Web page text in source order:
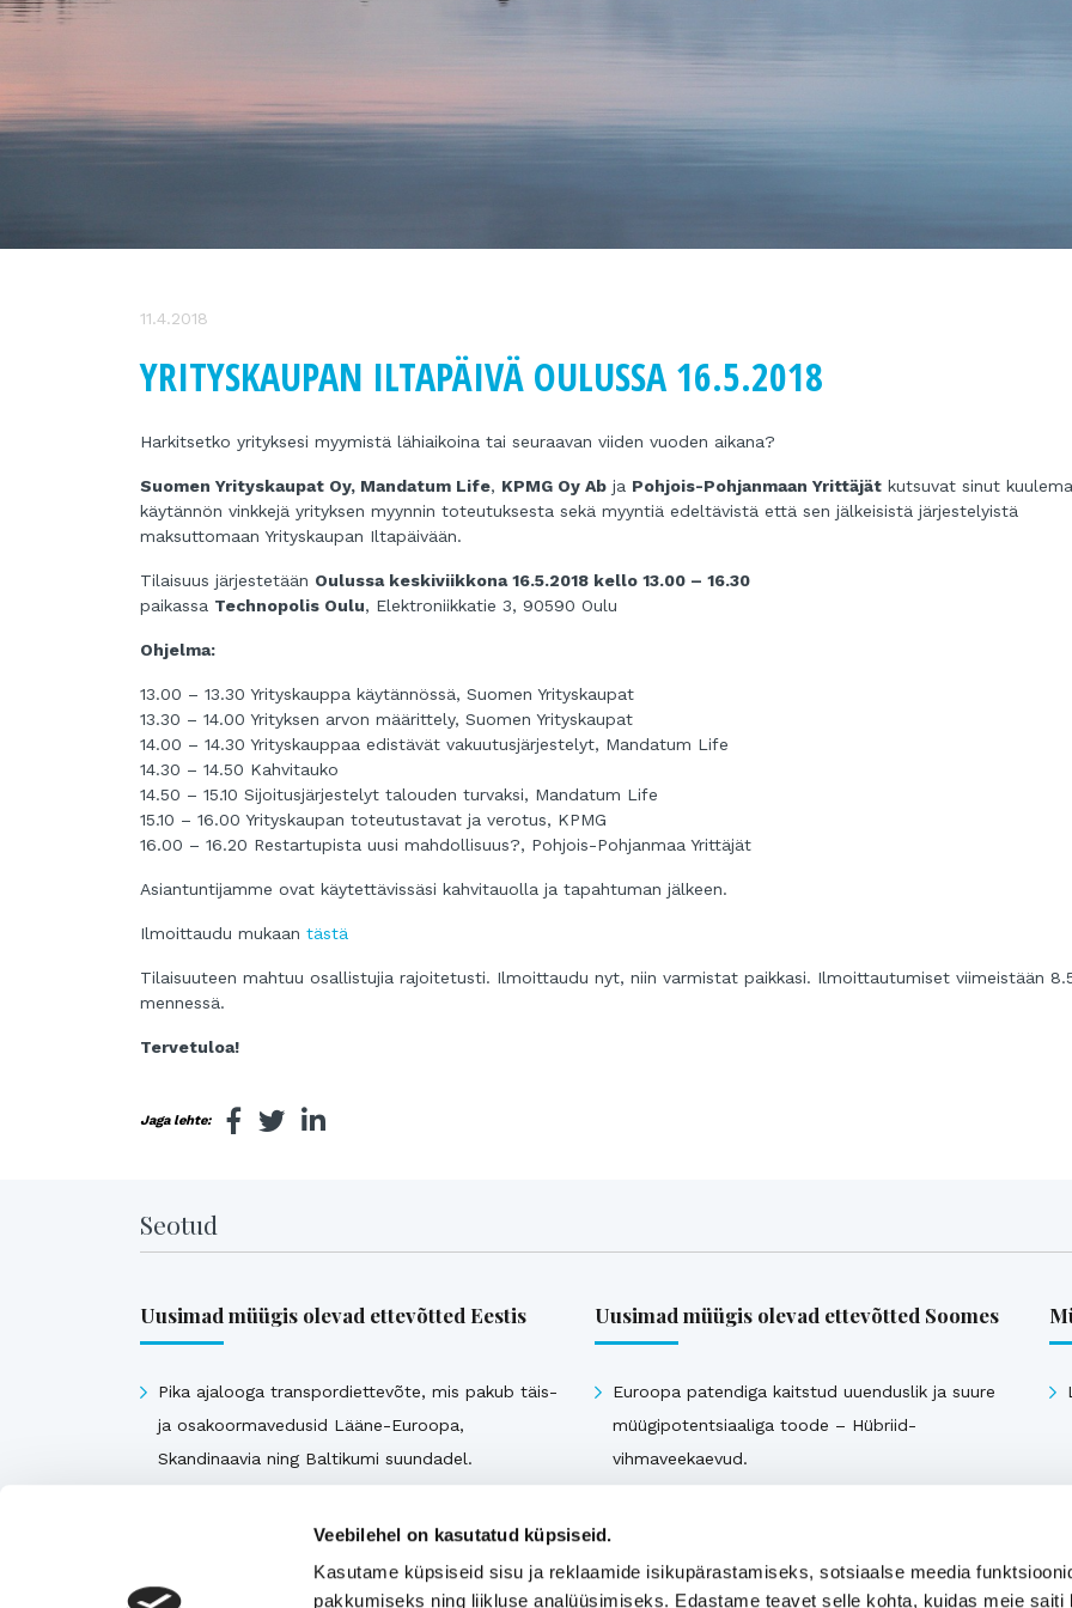
Veebilehel on kasutatud küpsiseid.
Kasutame küpsiseid sisu ja reklaamide isikupärastamiseks, sotsiaalse meedia
pakkumiseks ning liikluse analüüsimiseks. Edastame teavet selle kohta, kuidas meie saiti
11.4.2018
YRITYSKAUPAN ILTAPÄIVÄ OULUSSA 16.5.2018
Harkitsetko yrityksesi myymistä lähiaikoina tai seuraavan viiden vuoden aikana?
Suomen Yrityskaupat Oy, Mandatum Life, KPMG Oy Ab ja Pohjois-Pohjanmaan Yrittäjät kutsuvat sinut
käytännön vinkkejä yrityksen myynnin toteutuksesta sekä myyntiä edeltävistä että sen jälkeisistä järjestelyistä
maksuttomaan Yrityskaupan Iltapäivään.
Tilaisuus järjestetään Oulussa keskiviikkona 16.5.2018 kello 13.00 – 16.30
paikassa Technopolis Oulu, Elektroniikkatie 3, 90590 Oulu
Ohjelma:
13.00 – 13.30 Yrityskauppa käytännössä, Suomen Yrityskaupat
13.30 – 14.00 Yrityksen arvon määrittely, Suomen Yrityskaupat
14.00 – 14.30 Yrityskauppaa edistävät vakuutusjärjestelyt, Mandatum Life
14.30 – 14.50 Kahvitauko
14.50 – 15.10 Sijoitusjärjestelyt talouden turvaksi, Mandatum Life
15.10 – 16.00 Yrityskaupan toteutustavat ja verotus, KPMG
16.00 – 16.20 Restartupista uusi mahdollisuus?, Pohjois-Pohjanmaa Yrittäjät
Asiantuntijamme ovat käytettävissäsi kahvitauolla ja tapahtuman jälkeen.
Ilmoittaudu mukaan tästä
Tilaisuuteen mahtuu osallistujia rajoitetusti. Ilmoittaudu nyt, niin varmistat paikkasi. Ilmoittautumiset viimeistään
mennessä.
Tervetuloa!
Jaga lehte:
Seotud
Uusimad müügis olevad ettevõtted Eestis
Pika ajalooga transpordiettevõte, mis pakub täis-
ja osakoormavedusid Lääne-Euroopa,
Skandinaavia ning Baltikumi suundadel.
ainulaadseid naisterõivaid.
Uusimad müügis olevad ettevõtted Soomes
Euroopa patendiga kaitstud uuenduslik ja suure
müügipotentsiaaliga toode – Hübriid-
vihmaveekaevud.